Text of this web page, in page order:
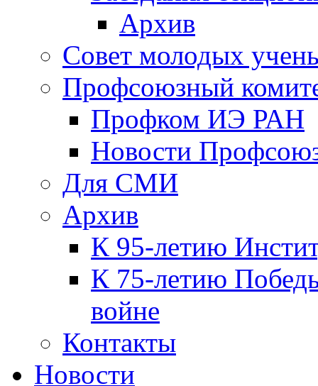
Архив
Совет молодых
Профсоюзный
Профком ИЭ РАН
Новости
Для СМИ
Архив
К 95-летию
К 75-летию
войне
Контакты
Новости